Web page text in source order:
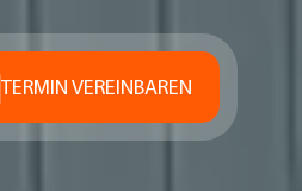
TERMIN VEREINBAREN